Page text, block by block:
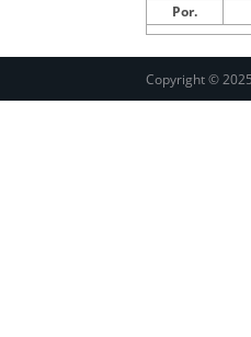
Por.
Copyright © 2025